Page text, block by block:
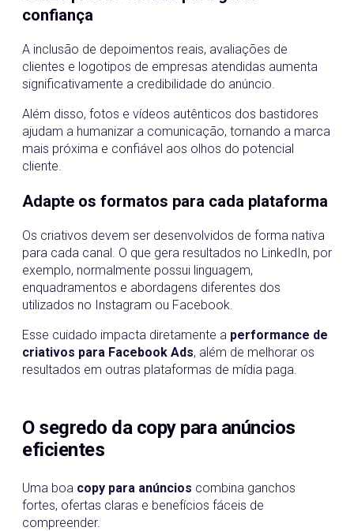
confiança
A inclusão de depoimentos reais, avaliações de
clientes e logotipos de empresas atendidas aumenta
significativamente a credibilidade do anúncio.
Além disso, fotos e vídeos autênticos dos bastidores
ajudam a humanizar a comunicação, tornando a marca
mais próxima e confiável aos olhos do potencial
cliente.
Adapte os formatos para cada plataforma
Os criativos devem ser desenvolvidos de forma nativa
para cada canal. O que gera resultados no LinkedIn, por
exemplo, normalmente possui linguagem,
enquadramentos e abordagens diferentes dos
utilizados no Instagram ou Facebook.
Esse cuidado impacta diretamente a performance de
criativos para Facebook Ads, além de melhorar os
resultados em outras plataformas de mídia paga.
O segredo da copy para anúncios
eficientes
Uma boa copy para anúncios combina ganchos
fortes, ofertas claras e benefícios fáceis de
compreender.